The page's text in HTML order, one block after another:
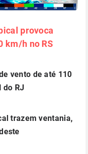
provoca
km/h no RS
vento de até 110
do RJ
trazem ventania,